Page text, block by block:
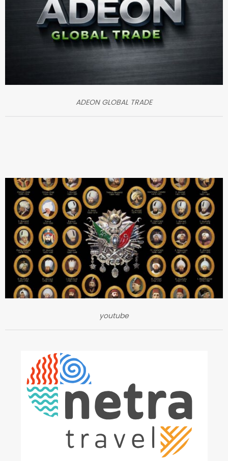
ADEON GLOBAL TRADE
youtube